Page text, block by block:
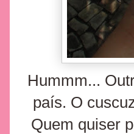
Hummm...
país. O
Quem quiser